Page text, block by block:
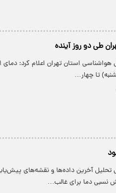
طی دو روز آینده
هواشناسی استان تهران اعلام کرد:
تا چهار…
تحلیل آخرین داده‌ها و نقشه‌های
نسبی دما برای غالب…